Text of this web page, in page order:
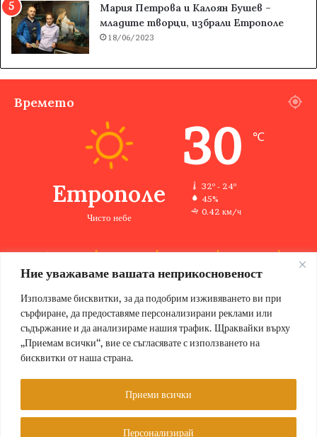
Ние уважаваме вашата неприкосновеност
Използваме бисквитки, за да подобрим изживяването ви при
сърфиране, да предоставяме персонализирани реклами или
съдържание и да анализираме нашия трафик. Щраквайки върху
„Приемам всички“, вие се съгласявате с използването на
бисквитки от наша страна.
Персонализирай
Приеми всички
Мария Петрова и Калоян Бушев –
младите творци, избрали Етрополе
18/06/2023
Времето
Етрополе
Чисто небе
30 ℃
32º - 24º
45%
0.42 км/ч
32 ℃ 34 ℃ 35 ℃ 32 ℃
© Copyright 2026, Всички права запазени Етрополе за хората |
Designed by ZWEBSolutions
Условия за ползване